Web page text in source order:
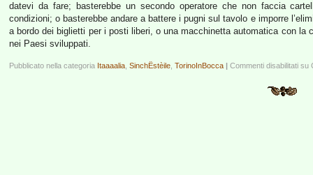
datevi da fare; basterebbe un secondo operatore che non faccia
condizioni; o basterebbe andare a battere i pugni sul tavolo e imporre
a bordo dei biglietti per i posti liberi, o una macchinetta automatica con
nei Paesi sviluppati.
Pubblicato nella categoria Itaaaalia SinchËstèile TorinoInBocca | Commenti disabilitati su